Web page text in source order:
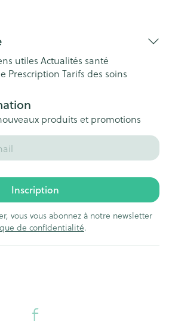
utiles Actualités santé
Prescription Tarifs des soins
produits et promotions
Inscription
vous vous abonnez à notre newsletter
de confidentialité.